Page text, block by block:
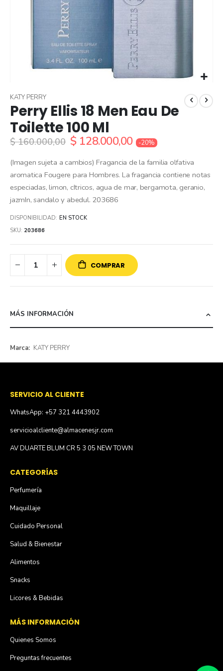
to
the
beginning
the
gallery
Perry Ellis 18 Men Eau De
Toilette 100 Ml
KATY PERRY
$ 160.000,00 $ 128.000,00 -20%
(Imagen sujeta a cambios) Fragancia de la familia olfativa
aromatica Fougere para Hombres. La fragancia contiene notas
especiadas, limon, cItricos, agua de mar, bergamota, geranio,
jazmIn, sandalo y abedul. 203686
DISPONIBILIDAD: EN STOCK
SKU 203686
COMPRAR
MÁS INFORMACIÓN
Más
KATY PERRY
SERVICIO AL CLIENTE
WhatsApp: +57 321 4443902
servicioalcliente@almacenesjr.com
AV DUARTE BLUM CR 5 3 05 NEW TOWN
CATEGORÍAS
Perfumería
Maquillaje
Cuidado Personal
Salud & Bienestar
Alimentos
Snacks
Licores & Bebidas
MÁS INFORMACIÓN
Quienes Somos
Preguntas frecuentes